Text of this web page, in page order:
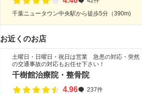
千葉ニュータウン中央駅から徒歩5分（390m)
お近くのお店
土曜日・日曜日・祝日は営業 急患の対応・突然
の交通事故の対応もお任せ下さい！
千樹館治療院・整骨院
4.96
237件